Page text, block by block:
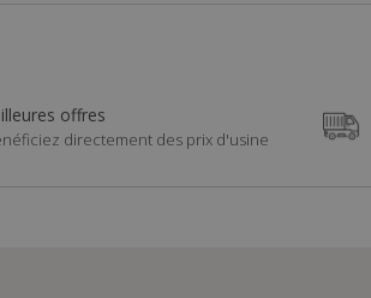
offres
directement des prix d'usine